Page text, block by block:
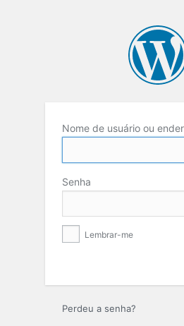
Nome de usuário ou
Senha
Lembrar-me
Perdeu a senha?